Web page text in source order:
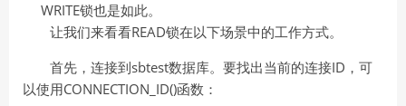
WRITE锁也是如此。
让我们来看看READ锁在以下场景中的工作方式。
首先，连接到sbtest数据库。要找出当前的连接ID，可
以使用CONNECTION_ID()函数：